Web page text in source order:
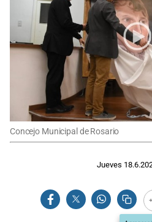
Concejo Municipal de Rosario
Jueves